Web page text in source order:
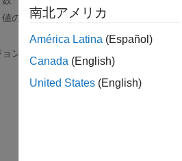
の引数
ン履歴
南北アメリカ
América Latina (Español)
Canada (English)
United States (English)